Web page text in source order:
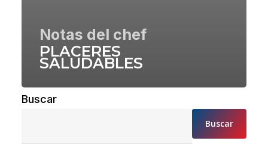
Notas del chef
PLACERES
SALUDABLES
Buscar
Buscar